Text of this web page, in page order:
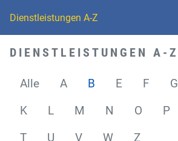
Dienstleistungen A-Z
DIENSTLEISTUNGEN A-Z
Alle A B E F G
K
L M N O P
T
U V W Z